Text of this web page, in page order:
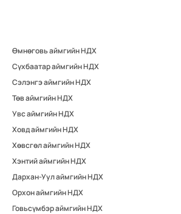
Өмнөговь аймгийн НДХ
Сүхбаатар аймгийн НДХ
Сэлэнгэ аймгийн НДХ
Төв аймгийн НДХ
Увс аймгийн НДХ
Ховд аймгийн НДХ
Хөвсгөл аймгийн НДХ
Хэнтий аймгийн НДХ
Дархан-Уул аймгийн НДХ
Орхон аймгийн НДХ
Говьсүмбэр аймгийн НДХ